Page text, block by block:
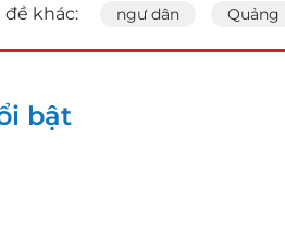
đề khác: ngư dân Quảng
bật